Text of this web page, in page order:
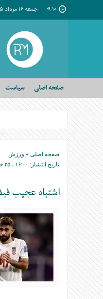
۰۹:۱۰ جمعه ۱۶ مرداد ۱۴۰۵
صفحه اصلی سیاست
صفحه اصلی » ورزش
تاریخ انتشار: ۱۶:۰۰ - ۲۵ خرداد ۱۴۰۵ -
اشتباه عجیب